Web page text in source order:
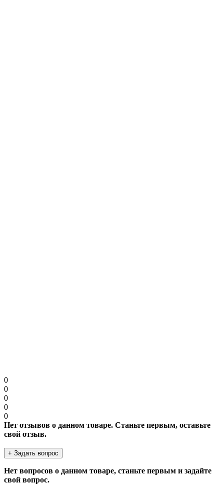
0
0
0
0
0
Нет отзывов о данном товаре. Станьте первым, оставьте
свой отзыв.
+ Задать вопрос
Нет вопросов о данном товаре, станьте первым и задайте
свой вопрос.